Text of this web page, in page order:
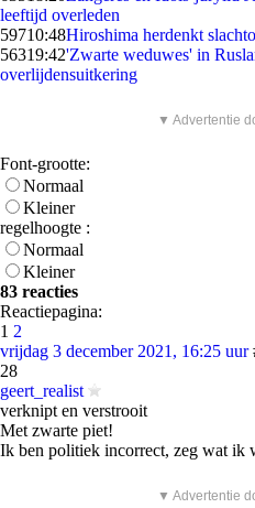
leeftijd overleden
59710:48Hiroshima herdenkt
56319:42'Zwarte weduwes' in
overlijdensuitkering
▼ Advertentie
Font-grootte:
Normaal
Kleiner
regelhoogte :
Normaal
Kleiner
83 reacties
Reactiepagina:
1 2
vrijdag 3 december 2021, 16:25 uur
28
geert_realist
verknipt en verstrooit
Met zwarte piet!
Ik ben politiek incorrect, zeg wat ik
▼ Advertentie